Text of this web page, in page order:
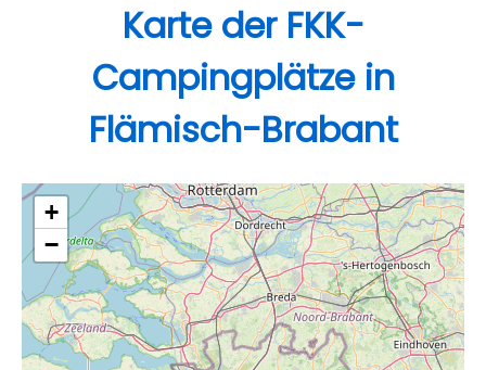
Karte der FKK-
Campingplätze in
Flämisch-Brabant
+
−